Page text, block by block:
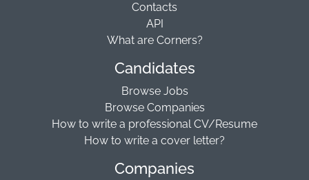
Contacts
API
What are Corners?
Candidates
Browse Jobs
Browse Companies
How to write a professional CV/Resume
How to write a cover letter?
Companies